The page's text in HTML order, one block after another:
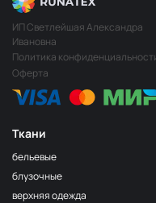
Ткани
бельевые
блузочные
верхняя одежда
ИП Светлейшая Александра
Ивановна
Политика
Оферта